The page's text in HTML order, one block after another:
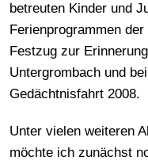
betreuten Kinder und
Ferienprogrammen
Festzug zur
Untergrombach und
Gedächtnisfahrt 2008.
Unter vielen weiteren
möchte ich zunächst